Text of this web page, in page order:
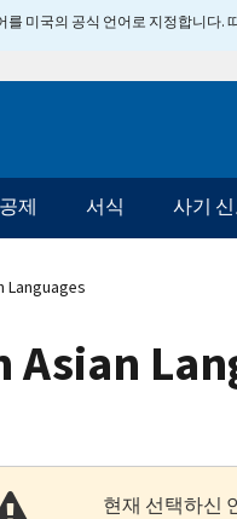
를 미국의 공식 언어로 지정합니
제 서식 사기
Languages
현재 선택하신